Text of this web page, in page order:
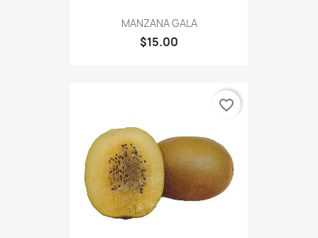
MANZANA GALA
$15.00
favorite_border